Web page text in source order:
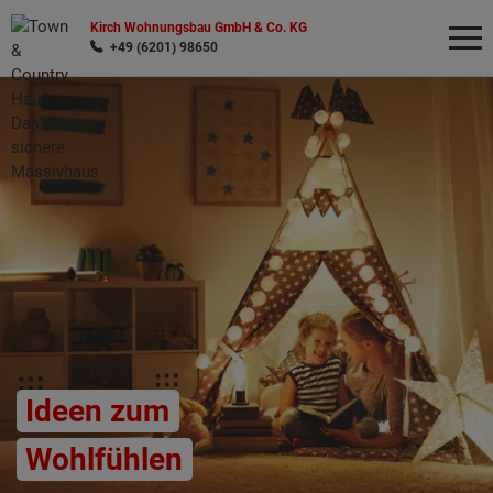
Kirch Wohnungsbau GmbH & Co. KG
+49 (6201) 98650
Ideen zum
Wohlfühlen
Wonach möchten Sie suchen?